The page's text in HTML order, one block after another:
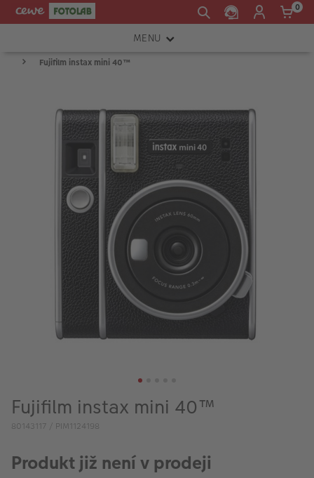
0
MENU
FOTOAPARÁTY
TISKÁRNY A SKENERY
FOTOBRAŠNY
PŘÍSLUŠENSTVÍ
VÝPRODEJ
Fotoprodukty
Fujifilm instax mini 40™
Fujifilm instax mini 40™
80143117 / PIM1124198
Produkt již není v prodeji